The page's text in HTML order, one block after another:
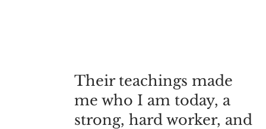
Their teachings made
me who I am today, a
strong, hard worker, and